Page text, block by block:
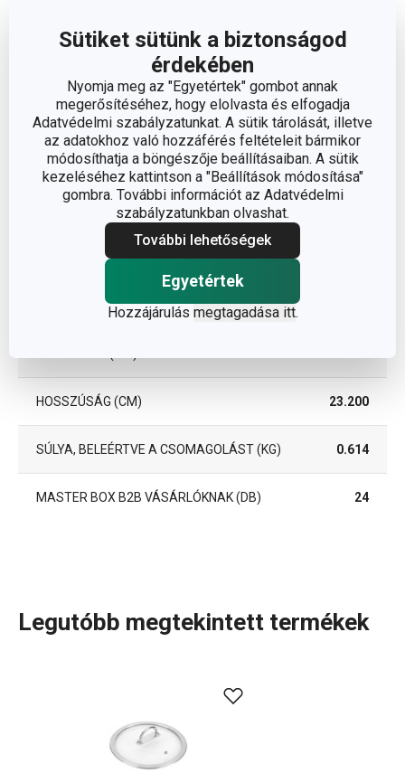
Sütiket sütünk a biztonságod
érdekében
Nyomja meg az "Egyetértek" gombot annak
megerősítéséhez, hogy elolvasta és elfogadja
Adatvédelmi szabályzatunkat. A sütik tárolását, illetve
az adatokhoz való hozzáférés feltételeit bármikor
módosíthatja a böngészője beállításaiban. A sütik
kezeléséhez kattintson a "Beállítások módosítása"
gombra. További információt az Adatvédelmi
szabályzatunkban olvashat.
További lehetőségek
Egyetértek
Hozzájárulás megtagadása itt.
BESOROLÁS fedő
TÍPUS
TISZTÍTÁS
MOSOGATÓGÉPBEN
Igen
8595028421439
SZÉLESSÉG (CM)
HOSSZÚSÁG (CM) 23.200
SÚLYA, BELEÉRTVE A CSOMAGOLÁST (KG) 0.614
MASTER BOX B2B VÁSÁRLÓKNAK (DB) 24
Legutóbb megtekintett termékek